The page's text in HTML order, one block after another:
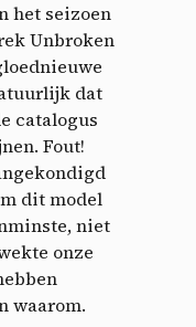
het seizoen
Unbroken
dat
catalogus
Fout!
dit model
niet
onze
waarom.